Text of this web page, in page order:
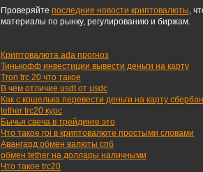
Проверяйте последние новости криптовалюты,
материалы по рынку, регулированию и биржам.
Криптовалюта ada прогноз
Тинькофф инвестиции вывести деньги на карту
Tron trc 20 что такое
В чем отличие usdt от usdc
Как с кошелька перевести деньги на карту
tether trc20 курс
Бычья свеча в трейдинге это
Что такое roi в криптовалюте простыми словами
Авангард обмен валюты спб
обмен tether на доллары наличными
Что такое trc20